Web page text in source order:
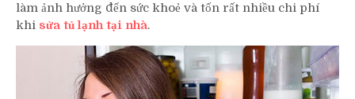
Lạnh
Bị
Gas
Phải
Làm
làm ảnh hưởng đến sức khoẻ và tốn rất nhiều chi phí
khi sửa tủ lạnh tại nhà.